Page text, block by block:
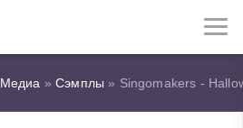
Медиа »Сэмплы » Singomakers -